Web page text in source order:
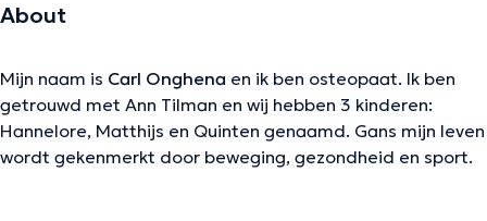
About
Mijn naam is Carl Onghena en ik ben osteopaat. Ik ben
getrouwd met Ann Tilman en wij hebben 3 kinderen:
Hannelore, Matthijs en Quinten genaamd. Gans mijn leven
wordt gekenmerkt door beweging, gezondheid en sport.